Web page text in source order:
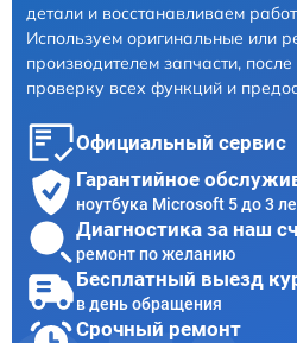
детали и восстанавливаем
Используем оригинальные или
производителем запчасти,
проверку всех функций и
Официальный сервис
Гарантийное
ноутбука Microsoft 5 до 3
Диагностика за наш
ремонт по желанию
Бесплатный выезд
в день обращения
Срочный ремонт